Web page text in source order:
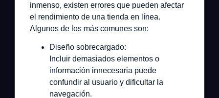
inmenso, existen errores que pueden afectar
el rendimiento de una tienda en línea.
Algunos de los más comunes son:
Diseño sobrecargado:
Incluir demasiados elementos o
información innecesaria puede
confundir al usuario y dificultar la
navegación.